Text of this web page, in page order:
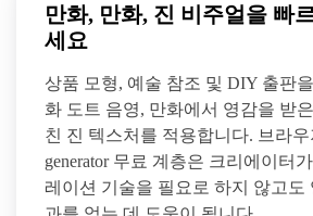
만화, 만화, 진 비주얼을 빠
세요
상품 모형, 예술 참조 및 DIY 출판
화 도트 음영, 만화에서 영감을 받
친 진 텍스처를 적용합니다. 브라우
generator 무료 계층은 크리에이터
레이션 기술을 필요로 하지 않고도